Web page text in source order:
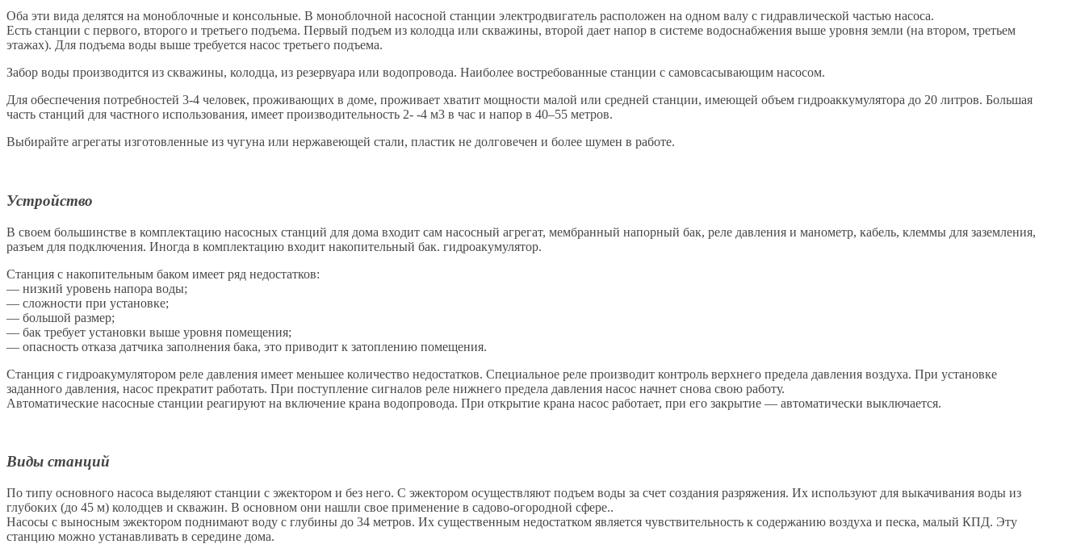
Оба эти вида делятся на моноблочные и консольные. В моноблочной насосной станции электродвигатель расположен на одном валу с гидравлической частью насоса.
Есть станции с первого, второго и третьего подъема. Первый подъем из колодца или скважины, второй дает напор в системе водоснабжения выше уровня земли (на втором, третьем
этажах). Для подъема воды выше требуется насос третьего подъема.
Забор воды производится из скважины, колодца, из резервуара или водопровода. Наиболее востребованные станции с самовсасывающим насосом.
Для обеспечения потребностей 3-4 человек, проживающих в доме, проживает хватит мощности малой или средней станции, имеющей объем гидроаккумулятора до 20 литров. Большая
часть станций для частного использования, имеет производительность 2- -4 м3 в час и напор в 40–55 метров.
Выбирайте агрегаты изготовленные из чугуна или нержавеющей стали, пластик не долговечен и более шумен в работе.
Устройство
В своем большинстве в комплектацию насосных станций для дома входит сам насосный агрегат, мембранный напорный бак, реле давления и манометр, кабель, клеммы для заземления,
разъем для подключения. Иногда в комплектацию входит накопительный бак. гидроакумулятор.
Станция с накопительным баком имеет ряд недостатков:
— низкий уровень напора воды;
— сложности при установке;
— большой размер;
— бак требует установки выше уровня помещения;
— опасность отказа датчика заполнения бака, это приводит к затоплению помещения.
Станция с гидроакумулятором реле давления имеет меньшее количество недостатков. Специальное реле производит контроль верхнего предела давления воздуха. При установке
заданного давления, насос прекратит работать. При поступление сигналов реле нижнего предела давления насос начнет снова свою работу.
Автоматические насосные станции реагируют на включение крана водопровода. При открытие крана насос работает, при его закрытие — автоматически выключается.
Виды станций
По типу основного насоса выделяют станции с эжектором и без него. С эжектором осуществляют подъем воды за счет создания разряжения. Их используют для выкачивания воды из
глубоких (до 45 м) колодцев и скважин. В основном они нашли свое применение в садово-огородной сфере..
Насосы с выносным эжектором поднимают воду с глубины до 34 метров. Их существенным недостатком является чувствительность к содержанию воздуха и песка, малый КПД. Эту
станцию можно устанавливать в середине дома.